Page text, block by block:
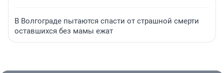
В Волгограде пытаются спасти от страшной смерти
оставшихся без мамы ежат